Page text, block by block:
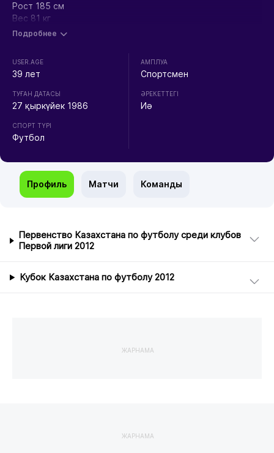
Рост 185 см
Вес 81 кг
Подробнее
USER.AGE
39 лет
ТУҒАН ДАТАСЫ
27 қыркүйек 1986
СПОРТ ТҮРІ
Футбол
АМПЛУА
Спортсмен
ӘРЕКЕТТЕГІ
Иә
Профиль Матчи Команды
Первенство Казахстана по футболу среди клубов
Первой лиги 2012
Кубок Казахстана по футболу 2012
ЖАРНАМА
ЖАРНАМА